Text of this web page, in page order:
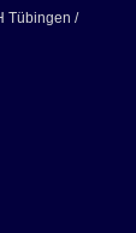
Tübingen /
für die